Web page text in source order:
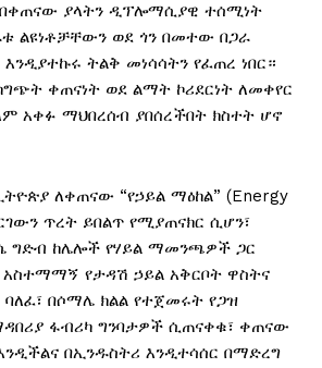
ያላትን ዲፕሎማሲያዊ ተሰሚነት
ልዩነቶቻቸውን ወደ ጎን በመተው በጋራ
ትልቅ መነሳሳትን የፈጠረ ነበር።
ቀጠናነት ወደ ልማት ኮሪደርነት ለመቀየር
አቀፉ ማህበረሰብ ያበሰረችበት ክስተት ሆኖ
ለቀጠናው “የኃይል ማዕከል” (Energy
ጥረት ይበልጥ የሚያጠናክር ሲሆን፣
ግድብ ከሌሎች የሃይል ማመንጫዎች ጋር
የታዳሽ ኃይል አቅርቦት ዋስትና
ባለፈ፣ በሶማሌ ክልል የተጀመሩት የጋዝ
ፋብሪካ ግንባታዎች ሲጠናቀቁ፣ ቀጠናው
በኢንዱስትሪ እንዲተሳሰር በማድረግ